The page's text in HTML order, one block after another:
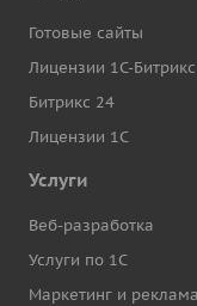
Готовые сайты
Лицензии 1С-Битрикс
Битрикс 24
Лицензии 1С
Услуги
Веб-разработка
Услуги по 1С
Маркетинг и реклама